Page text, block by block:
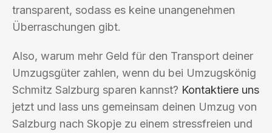
transparent, sodass es keine unangenehmen
Überraschungen gibt.
Also, warum mehr Geld für den Transport deiner
Umzugsgüter zahlen, wenn du bei Umzugskönig
Schmitz Salzburg sparen kannst? Kontaktiere uns
jetzt und lass uns gemeinsam deinen Umzug von
Salzburg nach Skopje zu einem stressfreien und